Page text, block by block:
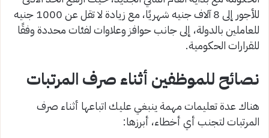
للأجور إلى 8 آلاف جنيه شهريًا، مع زيادة لا تقل عن 1000 جنيه
للعاملين بالدولة، إلى جانب حوافز وعلاوات لفئات محددة وفقًا
للقرارات الحكومية.
نصائح للموظفين أثناء صرف المرتبات
هناك عدة تعليمات مهمة ينبغي عليك اتباعها أثناء صرف
المرتبات لتجنب أي أخطاء، أبرزها: